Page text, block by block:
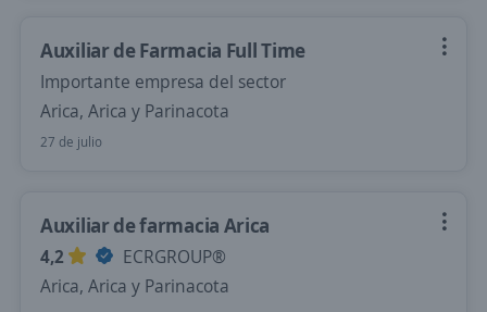
Auxiliar de Farmacia Full Time
Importante empresa del sector
Arica, Arica y Parinacota
27 de julio
Auxiliar de farmacia Arica
4,2
ECRGROUP®️
Arica, Arica y Parinacota